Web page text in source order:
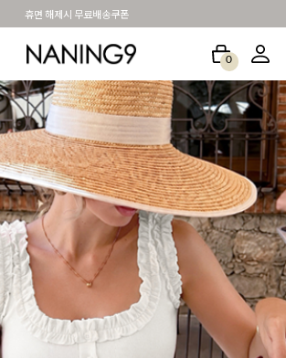
BEST 포토리뷰 - 매주 2명추첨 3만원쿠폰
0
베스트재진행 썸머여행룩 아울렛 하객&모임룩